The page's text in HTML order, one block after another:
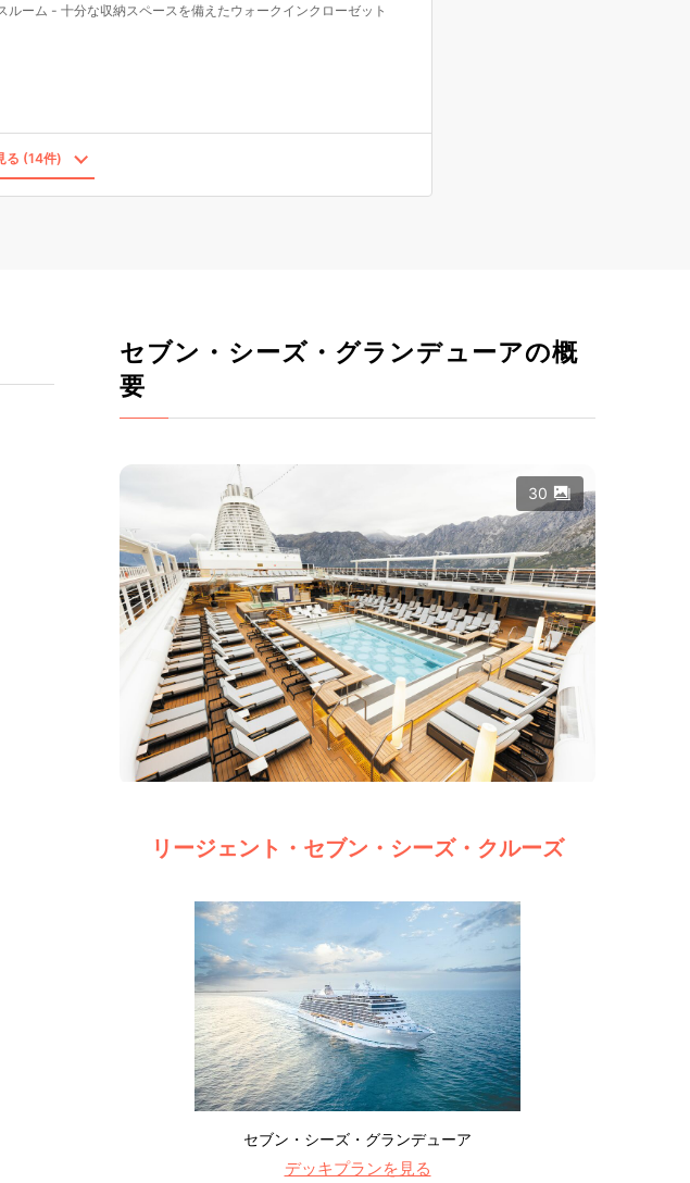
ルーム - 十分な収納スペースを備えたウォークインクローゼット
る (14件)
セブン・シーズ・グランデューアの概
要
30
リージェント・セブン・シーズ・クルーズ
セブン・シーズ・グランデューア
デッキプランを見る